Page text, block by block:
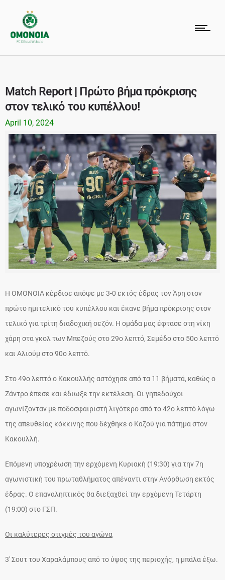
Match Report | Πρώτο βήμα πρόκρισης
στον τελικό του κυπέλλου!
April 10, 2024
Η ΟΜΟΝΟΙΑ κέρδισε απόψε με 3-0 εκτός έδρας τον Άρη στον
πρώτο ημιτελικό του κυπέλλου και έκανε βήμα πρόκρισης στον
τελικό για τρίτη διαδοχική σεζόν. Η ομάδα μας έφτασε στη νίκη
χάρη στα γκολ των Μπεζούς στο 29ο λεπτό, Σεμέδο στο 50ο λεπτό
και Αλιούμ στο 90ο λεπτό.
Στο 49ο λεπτό ο Κακουλλής αστόχησε από τα 11 βήματά, καθώς ο
Ζάντρο έπεσε και έδιωξε την εκτέλεση. Οι γηπεδούχοι
αγωνίζονταν με ποδοσφαιριστή λιγότερο από το 42ο λεπτό λόγω
της απευθείας κόκκινης που δέχθηκε ο Καζού για πάτημα στον
Κακουλλή.
Επόμενη υποχρέωση την ερχόμενη Κυριακή (19:30) για την 7η
αγωνιστική του πρωταθλήματος απέναντι στην Ανόρθωση εκτός
έδρας. Ο επαναληπτικός θα διεξαχθεί την ερχόμενη Τετάρτη
(19:00) στο ΓΣΠ.
Οι καλύτερες στιγμές του αγώνα
3′ Σουτ του Χαραλάμπους από το ύψος της περιοχής, η μπάλα έξω.